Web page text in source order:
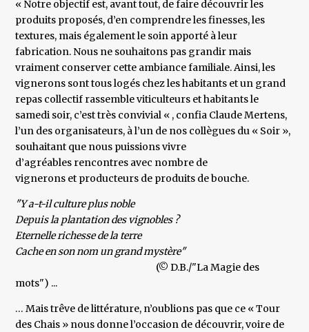
« Notre objectif est, avant tout, de faire découvrir les
produits proposés, d’en comprendre les finesses, les
textures, mais également le soin apporté à leur
fabrication. Nous ne souhaitons pas grandir mais
vraiment conserver cette ambiance familiale. Ainsi, les
vignerons sont tous logés chez les habitants et un grand
repas collectif rassemble viticulteurs et habitants le
samedi soir, c’est très convivial « , confia Claude Mertens,
l’un des organisateurs, à l’un de nos collègues du « Soir »,
souhaitant que nous puissions vivre
d’agréables rencontres avec nombre de
vignerons et producteurs de produits de bouche.
"Y a-t-il culture plus noble
Depuis la plantation des vignobles ?
Eternelle richesse de la terre
Cache en son nom un grand mystère"
(© D.B./"La Magie des
mots") ...
… Mais trêve de littérature, n’oublions pas que ce « Tour
des Chais » nous donne l’occasion de découvrir, voire de